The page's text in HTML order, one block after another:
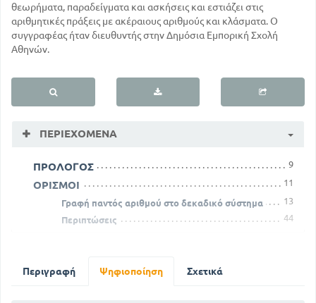
θεωρήματα, παραδείγματα και ασκήσεις και εστιάζει στις
αριθμητικές πράξεις με ακέραιους αριθμούς και κλάσματα. Ο
συγγραφέας ήταν διευθυντής στην Δημόσια Εμπορική Σχολή
Αθηνών.
ΠΕΡΙΕΧΌΜΕΝΑ
ΠΡΟΛΟΓΟΣ 9
ΟΡΙΣΜΟΙ 11
Γραφή παντός αριθμού στο δεκαδικό σύστημα
13
Περιπτώσεις
44
Περιγραφή Ψηφιοποίηση Σχετικά